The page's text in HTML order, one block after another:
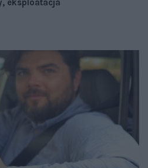
eksploatacja